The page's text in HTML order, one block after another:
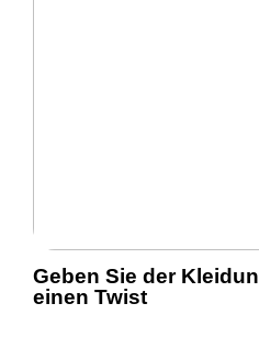
Geben Sie der
einen Twist